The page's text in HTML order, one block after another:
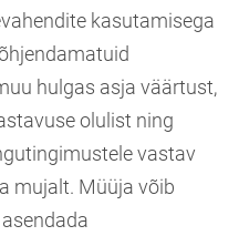
kasutamisega
hulgas asja väärtust,
olulist ning
vastav
mujalt. Müüja võib